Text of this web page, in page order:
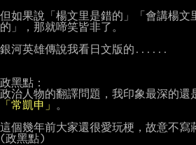
但如果說「楊文里是錯的」「會講楊文
的」，那就啼笑皆非了。
銀河英雄傳說我看日文版的......
政黑點：
政治人物的翻譯問題，我印象最深的還
「常凱申」
。
這個幾年前大家還很愛玩梗，故意不寫
(政黑點)